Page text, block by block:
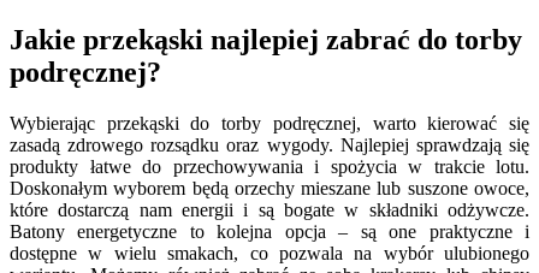
Jakie przekąski najlepiej zabrać do torby
podręcznej?
Wybierając przekąski do torby podręcznej, warto kierować się
zasadą zdrowego rozsądku oraz wygody. Najlepiej sprawdzają się
produkty łatwe do przechowywania i spożycia w trakcie lotu.
Doskonałym wyborem będą orzechy mieszane lub suszone owoce,
które dostarczą nam energii i są bogate w składniki odżywcze.
Batony energetyczne to kolejna opcja – są one praktyczne i
dostępne w wielu smakach, co pozwala na wybór ulubionego